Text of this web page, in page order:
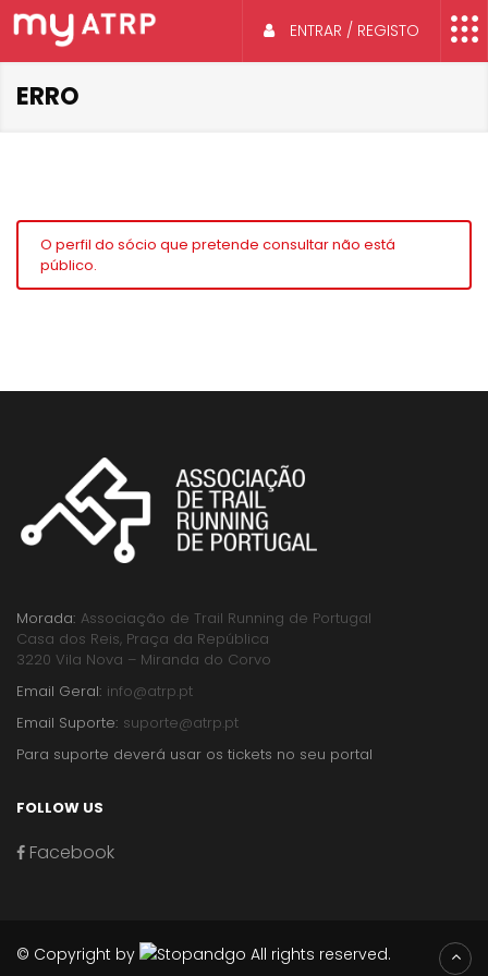
ENTRAR / REGISTO
ERRO
O perfil do sócio que pretende consultar não está
público.
Morada: Associação de Trail Running de Portugal
Casa dos Reis, Praça da República
3220 Vila Nova – Miranda do Corvo
Email Geral: info@atrp.pt
Email Suporte: suporte@atrp.pt
Para suporte deverá usar os tickets no seu portal
FOLLOW US
Facebook
© Copyright by All rights reserved.